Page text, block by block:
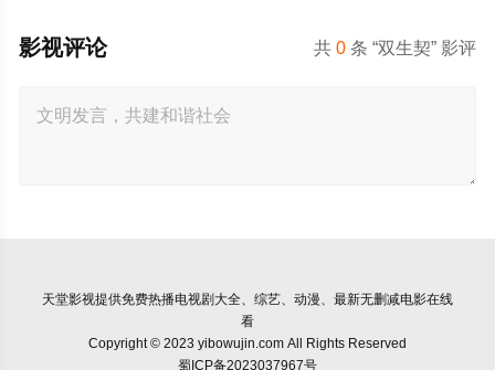
共0 条 “双生契” 影评
影视评论
天堂影视提供免费热播电视剧大全、综艺、动漫、最新无删减电影在线
看
Copyright © 2023 yibowujin.com All Rights Reserved
蜀ICP备2023037967号